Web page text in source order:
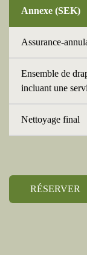
Annexe (SEK)
Assurance-
Ensemble de
incluant une
Nettoyage final
RÉSERVER